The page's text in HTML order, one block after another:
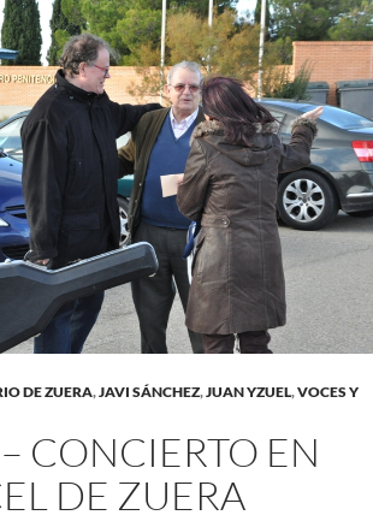
DE ZUERA,JAVI SÁNCHEZ,JUAN YZUEL,VOCES Y
CONCIERTO EN
DE ZUERA